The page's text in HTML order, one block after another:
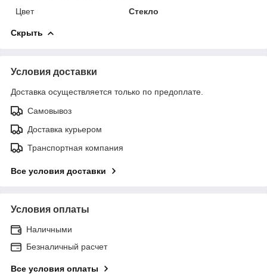
Цвет
Стекло
Скрыть
Условия доставки
Доставка осуществляется только по предоплате.
Самовывоз
Доставка курьером
Транспортная компания
Все условия доставки
Условия оплаты
Наличными
Безналичный расчет
Все условия оплаты